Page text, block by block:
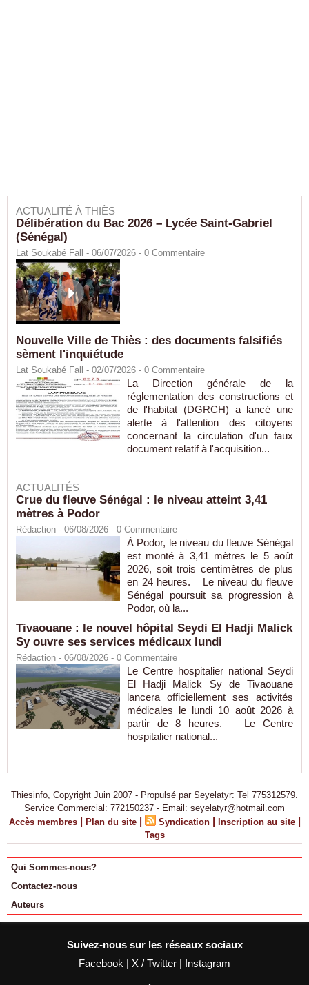
ACTUALITÉ À THIÈS
Délibération du Bac 2026 – Lycée Saint-Gabriel
(Sénégal)
Lat Soukabé Fall - 06/07/2026 - 0 Commentaire
Nouvelle Ville de Thiès : des documents falsifiés
sèment l'inquiétude
Lat Soukabé Fall - 02/07/2026 - 0 Commentaire
La Direction générale de la
réglementation des constructions et
de l'habitat (DGRCH) a lancé une
alerte à l'attention des citoyens
concernant la circulation d'un faux
document relatif à l'acquisition...
ACTUALITÉS
Crue du fleuve Sénégal : le niveau atteint 3,41
mètres à Podor
Rédaction - 06/08/2026 - 0 Commentaire
À Podor, le niveau du fleuve Sénégal
est monté à 3,41 mètres le 5 août
2026, soit trois centimètres de plus
en 24 heures. Le niveau du fleuve
Sénégal poursuit sa progression à
Podor, où la...
Tivaouane : le nouvel hôpital Seydi El Hadji Malick
Sy ouvre ses services médicaux lundi
Rédaction - 06/08/2026 - 0 Commentaire
Le Centre hospitalier national Seydi
El Hadji Malick Sy de Tivaouane
lancera officiellement ses activités
médicales le lundi 10 août 2026 à
partir de 8 heures. Le Centre
hospitalier national...
Thiesinfo, Copyright Juin 2007 - Propulsé par Seyelatyr: Tel 775312579.
Service Commercial: 772150237 - Email: seyelatyr@hotmail.com
Accès membres | Plan du site | Syndication | Inscription au site |
Tags
Qui Sommes-nous?
Contactez-nous
Auteurs
Suivez-nous sur les réseaux sociaux
Facebook | X / Twitter | Instagram